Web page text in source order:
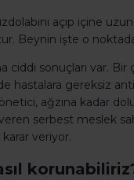
açıp içine
Beynin işte o
ciddi sonuçları var. Bir
gereksiz
ağzına kadar
serbest meslek
veriyor.